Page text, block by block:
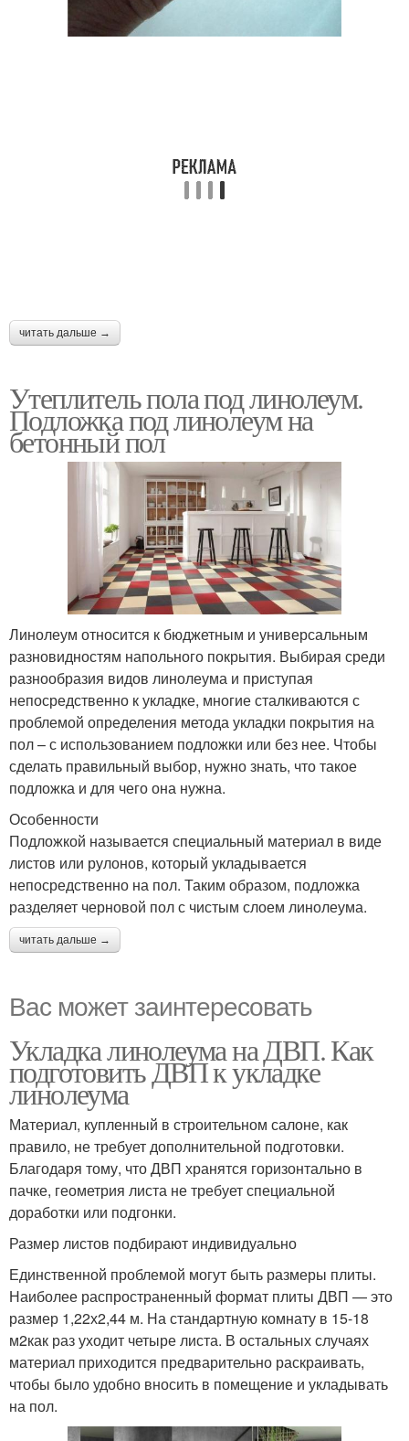
читать дальше →
Утеплитель пола под линолеум.
Подложка под линолеум на
бетонный пол
Линолеум относится к бюджетным и универсальным
разновидностям напольного покрытия. Выбирая среди
разнообразия видов линолеума и приступая
непосредственно к укладке, многие сталкиваются с
проблемой определения метода укладки покрытия на
пол – с использованием подложки или без нее. Чтобы
сделать правильный выбор, нужно знать, что такое
подложка и для чего она нужна.
Особенности
Подложкой называется специальный материал в виде
листов или рулонов, который укладывается
непосредственно на пол. Таким образом, подложка
разделяет черновой пол с чистым слоем линолеума.
читать дальше →
Вас может заинтересовать
Укладка линолеума на ДВП. Как
подготовить ДВП к укладке
линолеума
Материал, купленный в строительном салоне, как
правило, не требует дополнительной подготовки.
Благодаря тому, что ДВП хранятся горизонтально в
пачке, геометрия листа не требует специальной
доработки или подгонки.
Размер листов подбирают индивидуально
Единственной проблемой могут быть размеры плиты.
Наиболее распространенный формат плиты ДВП — это
размер 1,22х2,44 м. На стандартную комнату в 15-18
м2как раз уходит четыре листа. В остальных случаях
материал приходится предварительно раскраивать,
чтобы было удобно вносить в помещение и укладывать
на пол.